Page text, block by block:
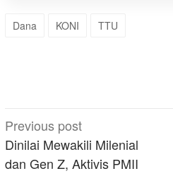
Dana KONI TTU
Post
navigation
Previous post
Dinilai Mewakili Milenial
dan Gen Z, Aktivis PMII